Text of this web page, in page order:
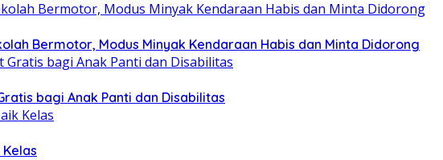
Bermotor, Modus Minyak Kendaraan Habis dan Minta Didorong
bagi Anak Panti dan Disabilitas
Kelas